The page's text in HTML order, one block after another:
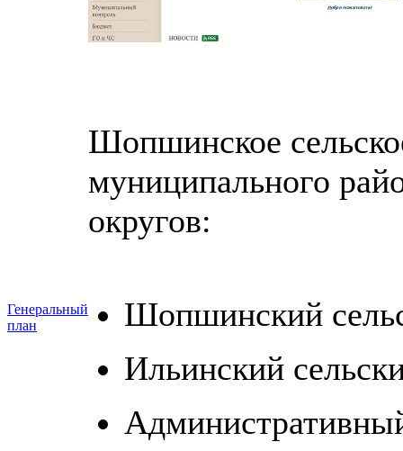
Генеральный
план
Шопшинское
муниципального
округов:
Шопшинский
Ильинский